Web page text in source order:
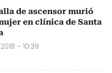
de ascensor murió
en clínica de Santa
- 10:39